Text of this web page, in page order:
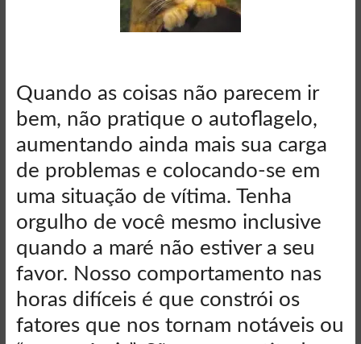
Quando as coisas não parecem ir
bem, não pratique o autoflagelo,
aumentando ainda mais sua carga
de problemas e colocando-se em
uma situação de vítima. Tenha
orgulho de você mesmo inclusive
quando a maré não estiver a seu
favor. Nosso comportamento nas
horas difíceis é que constrói os
fatores que nos tornam notáveis ou